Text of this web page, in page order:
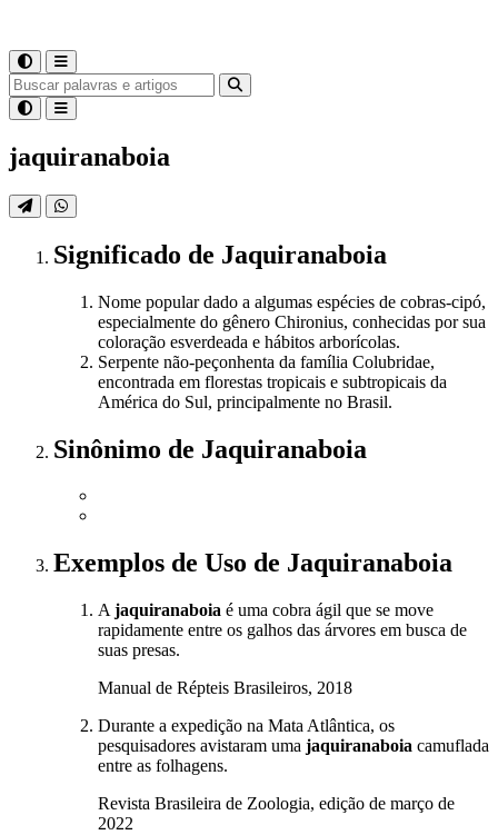
jaquiranaboia
Significado de Jaquiranaboia
Nome popular dado a algumas espécies de cobras-cipó,
especialmente do gênero Chironius, conhecidas por sua
coloração esverdeada e hábitos arborícolas.
Serpente não-peçonhenta da família Colubridae,
encontrada em florestas tropicais e subtropicais da
América do Sul, principalmente no Brasil.
Sinônimo de Jaquiranaboia
Exemplos de Uso de Jaquiranaboia
A jaquiranaboia é uma cobra ágil que se move
rapidamente entre os galhos das árvores em busca de
suas presas.
Manual de Répteis Brasileiros, 2018
Durante a expedição na Mata Atlântica, os
pesquisadores avistaram uma jaquiranaboia camuflada
entre as folhagens.
Revista Brasileira de Zoologia, edição de março de
2022